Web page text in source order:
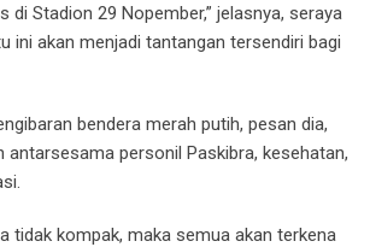
di Stadion 29 Nopember,” jelasnya, seraya
ini akan menjadi tantangan tersendiri bagi
bendera merah putih, pesan dia,
antarsesama personil Paskibra, kesehatan,
tidak kompak, maka semua akan terkena